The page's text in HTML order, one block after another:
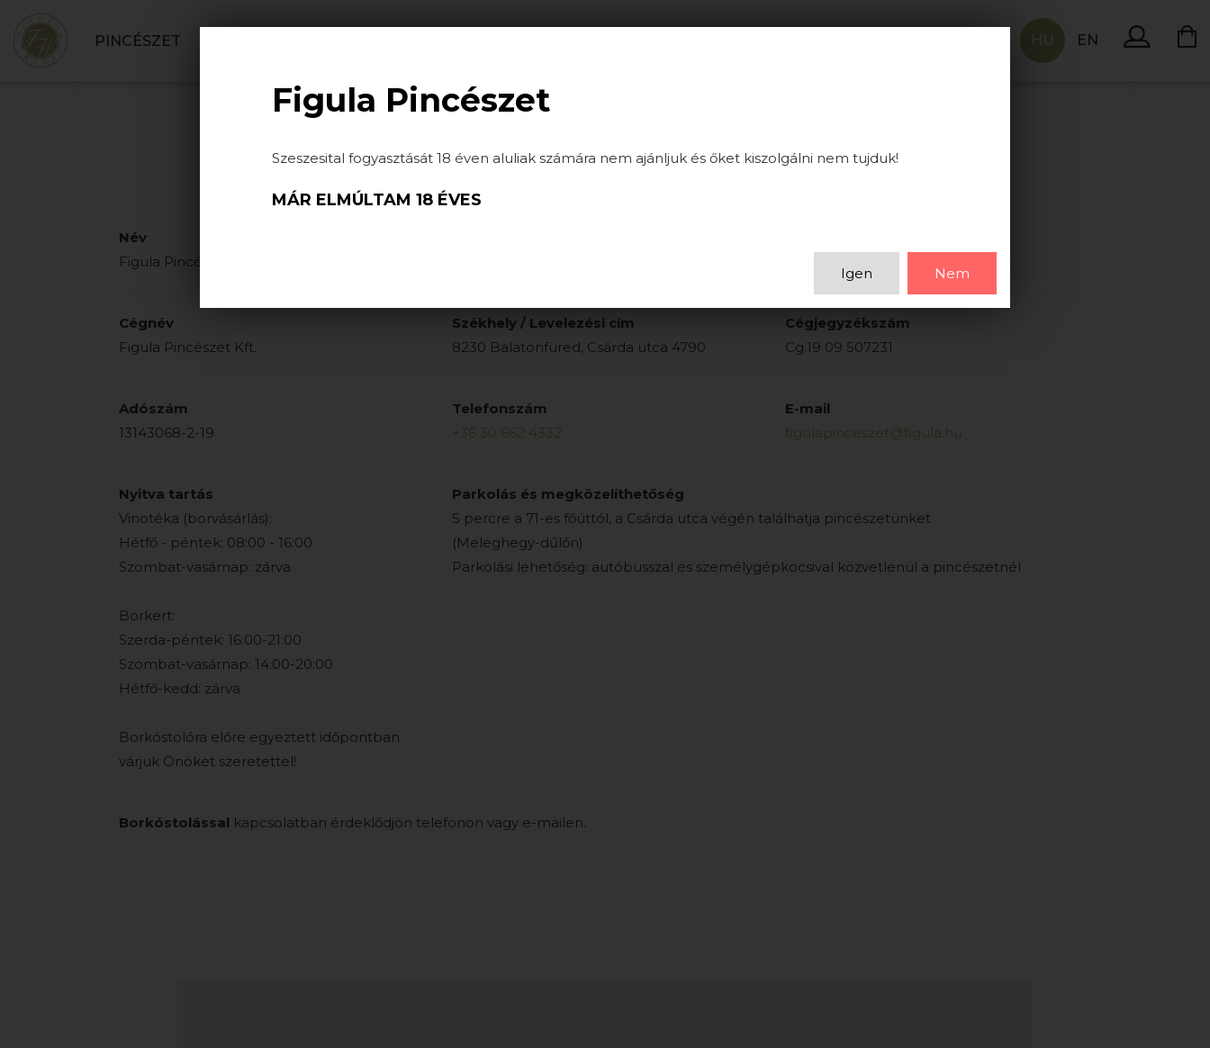
PINCÉSZET HU EN
Név
Figula Pincészet
Cégnév
Figula Pincészet Kft.
Adószám
13143068-2-19
Székhely / Levelezési cím
8230 Balatonfüred, Csárda utca 4790
Telefonszám
+36 30 662 4332
Cégjegyzékszám
Cg.19 09 507231
E-mail
figulapinceszet@figula.hu
Nyitva tartás
Vinotéka (borvásárlás):
Hétfő - péntek: 08:00 - 16:00
Szombat-vasárnap: zárva
Borkert:
Szerda-péntek: 16:00-21:00
Szombat-vasárnap: 14:00-20:00
Hétfő-kedd: zárva
Borkóstolóra előre egyeztett időpontban
várjuk Önöket szeretettel!
Parkolás és megközelíthetőség
5 percre a 71-es főúttól, a Csárda utca végén találhatja pincészetünket
(Meleghegy-dűlőn)
Parkolási lehetőség: autóbusszal és személygépkocsival közvetlenül a pincészetnél
Borkóstolással kapcsolatban érdeklődjön telefonon vagy e-mailen.
Figula Pincészet
Szeszesital fogyasztását 18 éven aluliak számára nem ajánljuk és őket kiszolgálni nem tujduk!
MÁR ELMÚLTAM 18 ÉVES
Igen Nem